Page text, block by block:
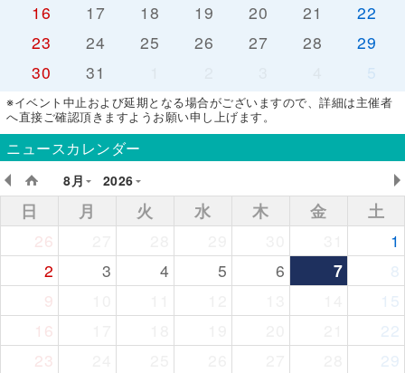
16
17 18 19 20 21
22
23
24 25 26 27 28
29
30
31 5
※イベント中止および延期となる場合がございますので、詳細は主催者
へ直接ご確認頂きますようお願い申し上げます。
ニュースカレンダー
8月
2026
日 月 火 水 木 金
土
26
1
2
3 4 5 6 7
8
9
15
16
22
23
29